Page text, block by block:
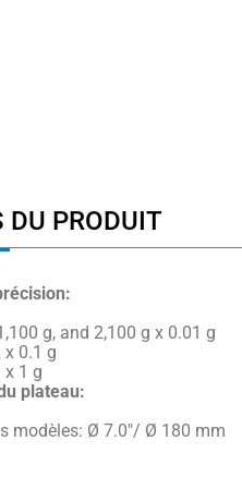
DU PRODUIT
g, and 2,100 g x 0.01 g
x 0.1 g
x 1 g
plateau:
modèles: Ø 7.0″/ Ø 180 mm